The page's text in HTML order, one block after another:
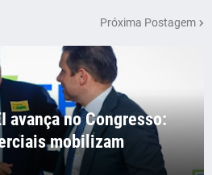
Próxima Postagem
avança no Congresso:
mobilizam